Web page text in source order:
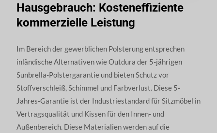
Hausgebrauch: Kosteneffiziente
kommerzielle Leistung
Im Bereich der gewerblichen Polsterung entsprechen
inländische Alternativen wie Outdura der 5-jährigen
Sunbrella-Polstergarantie und bieten Schutz vor
Stoffverschleiß, Schimmel und Farbverlust. Diese 5-
Jahres-Garantie ist der Industriestandard für Sitzmöbel in
Vertragsqualität und Kissen für den Innen- und
Außenbereich. Diese Materialien werden auf die